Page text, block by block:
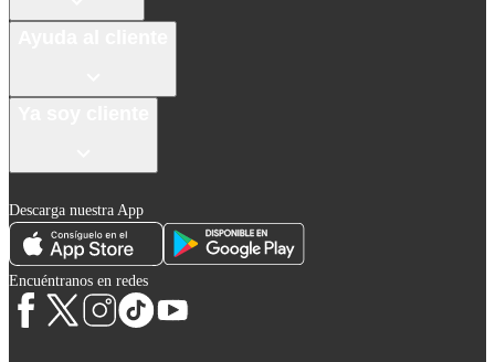
Descarga nuestra App
Encuéntranos en redes